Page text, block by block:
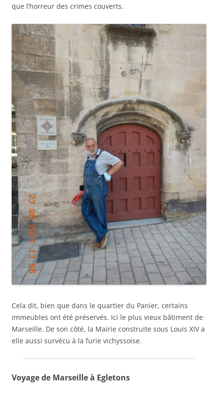
que l’horreur des crimes couverts.
Cela dit, bien que dans le quartier du Panier, certains
immeubles ont été préservés. Ici le plus vieux bâtiment de
Marseille. De son côté, la Mairie construite sous Louis XIV a
elle aussi survécu à la furie vichyssoise.
Voyage de Marseille à Egletons